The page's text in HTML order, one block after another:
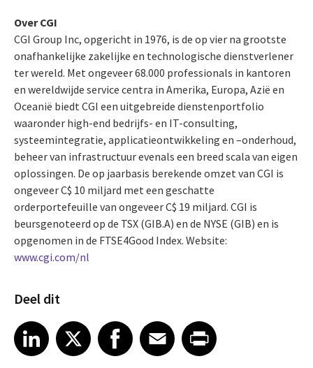
Over CGI
CGI Group Inc, opgericht in 1976, is de op vier na grootste
onafhankelijke zakelijke en technologische dienstverlener
ter wereld. Met ongeveer 68.000 professionals in kantoren
en wereldwijde service centra in Amerika, Europa, Azië en
Oceanië biedt CGI een uitgebreide dienstenportfolio
waaronder high-end bedrijfs- en IT-consulting,
systeemintegratie, applicatieontwikkeling en –onderhoud,
beheer van infrastructuur evenals een breed scala van eigen
oplossingen. De op jaarbasis berekende omzet van CGI is
ongeveer C$ 10 miljard met een geschatte
orderportefeuille van ongeveer C$ 19 miljard. CGI is
beursgenoteerd op de TSX (GIB.A) en de NYSE (GIB) en is
opgenomen in de FTSE4Good Index. Website:
www.cgi.com/nl
Deel dit
Share article on LinkedIn
LinkedIn
Share article on XShare article on Facebook
Facebook
Share article on Email
EmailShare article on Print